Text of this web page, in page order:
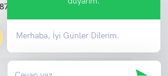
Kadın Kemik Güneş
Merhaba, İyi Günler Dilerim.